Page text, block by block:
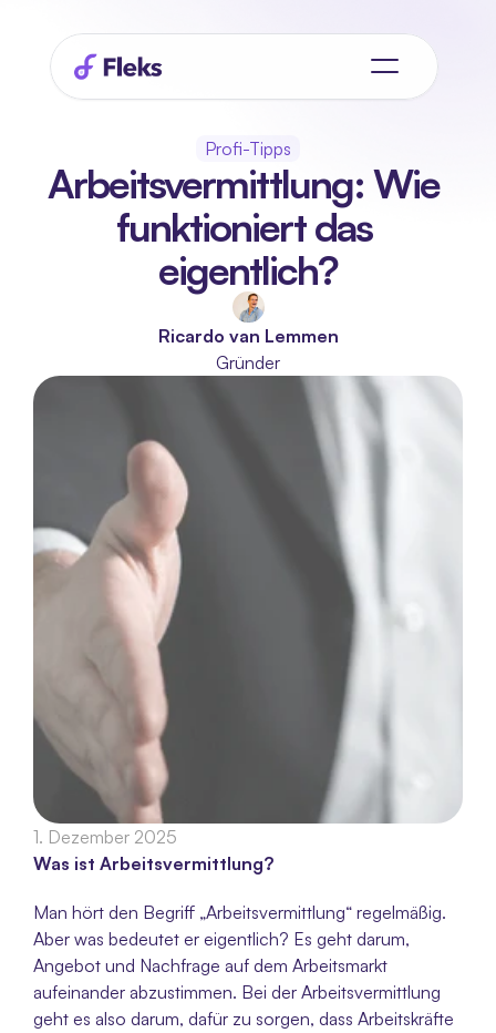
Profi-Tipps
Arbeitsvermittlung: Wie
funktioniert das
eigentlich?
Ricardo van Lemmen
Gründer
1. Dezember 2025
Was ist Arbeitsvermittlung?
Man hört den Begriff „Arbeitsvermittlung“ regelmäßig.
Aber was bedeutet er eigentlich? Es geht darum,
Angebot und Nachfrage auf dem Arbeitsmarkt
aufeinander abzustimmen. Bei der Arbeitsvermittlung
geht es also darum, dafür zu sorgen, dass Arbeitskräfte